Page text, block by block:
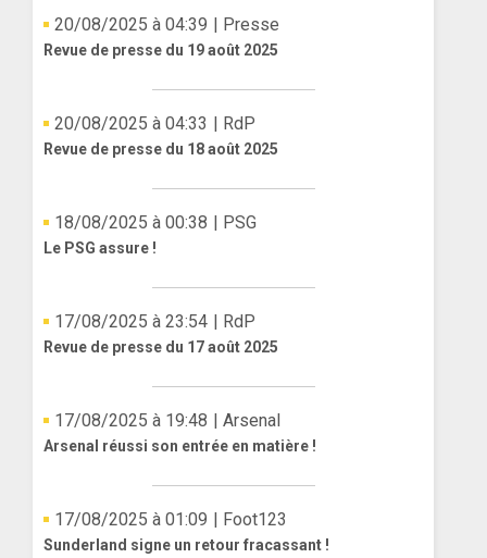
20/08/2025 à 04:39 | Presse
Revue de presse du 19 août 2025
20/08/2025 à 04:33 | RdP
Revue de presse du 18 août 2025
18/08/2025 à 00:38 | PSG
Le PSG assure !
17/08/2025 à 23:54 | RdP
Revue de presse du 17 août 2025
17/08/2025 à 19:48 | Arsenal
Arsenal réussi son entrée en matière !
17/08/2025 à 01:09 | Foot123
Sunderland signe un retour fracassant !